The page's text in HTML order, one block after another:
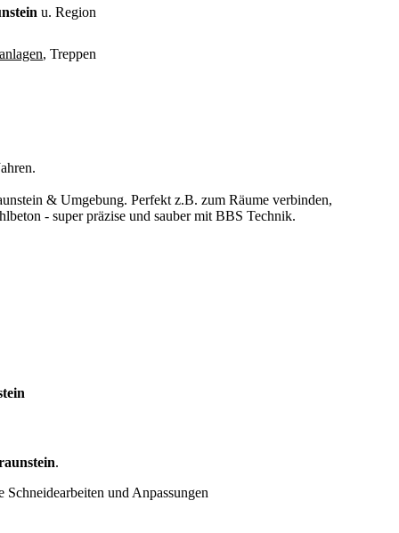
u. Region
, Treppen
& Umgebung. Perfekt z.B. zum Räume verbinden,
- super präzise und sauber mit BBS Technik.
.
und Anpassungen